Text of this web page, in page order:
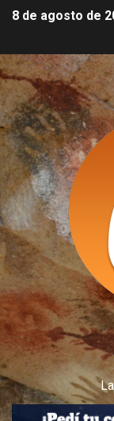
8 de agosto de